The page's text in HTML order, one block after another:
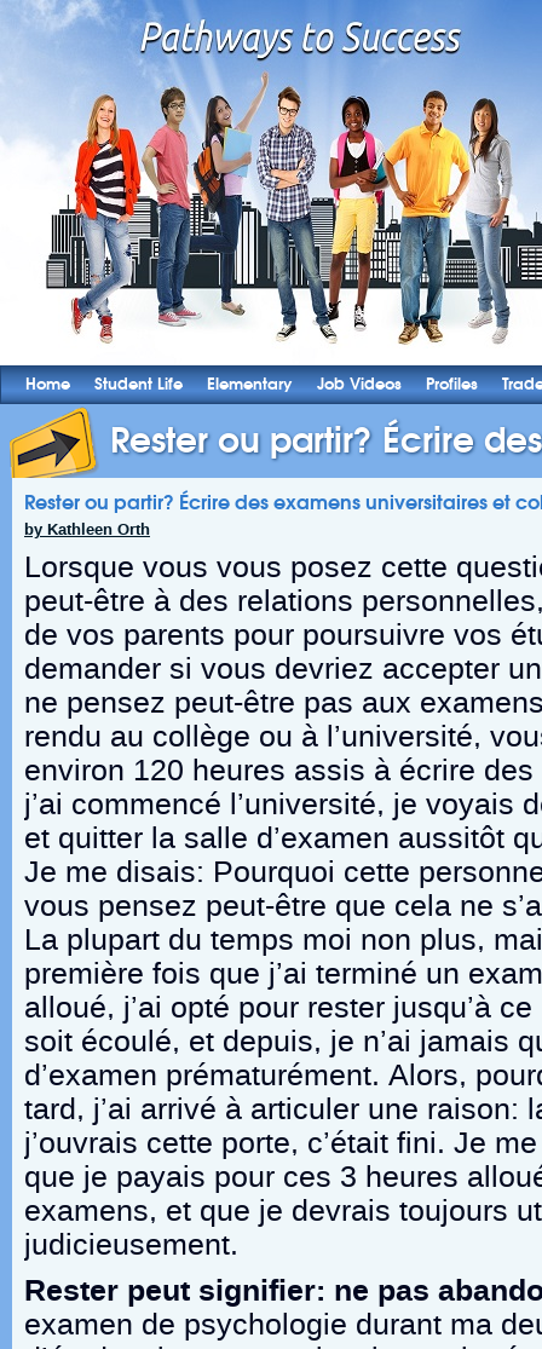
Home Student Life Elementary Job Videos Profiles
Rester ou partir? Écrire
Rester ou partir? Écrire des examens universitaires et
by Kathleen Orth
Lorsque vous vous posez cette
peut-être à des relations
de vos parents pour poursuivre vos
demander si vous devriez accepter
ne pensez peut-être pas aux
rendu au collège ou à l’université,
environ 120 heures assis à écrire
j’ai commencé l’université, je voyais
et quitter la salle d’examen aussitôt
Je me disais: Pourquoi cette
vous pensez peut-être que cela ne
La plupart du temps moi non plus,
première fois que j’ai terminé un
alloué, j’ai opté pour rester jusqu’à
soit écoulé, et depuis, je n’ai jamais
d’examen prématurément. Alors,
tard, j’ai arrivé à articuler une raison:
j’ouvrais cette porte, c’était fini. Je
que je payais pour ces 3 heures
examens, et que je devrais toujours
judicieusement.
Rester peut signifier: ne pas
examen de psychologie durant ma